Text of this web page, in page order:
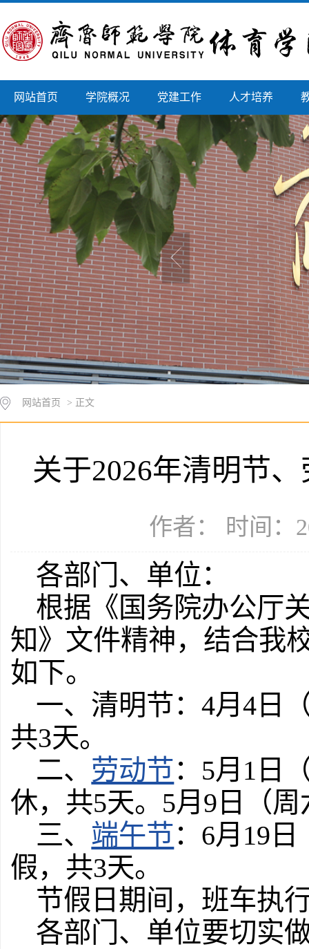
网站首页 学院概况 党建工作 人才培养
网站首页 > 正文
关于2026年清明节
作者： 时间：
各部门、单位：
根据《国务院办公厅
知》文件精神，结合我
如下。
一、清明节：4月4日
共3天。
二、 劳动节：5月1日
休，共5天。5月9日（
三、 端午节：6月19
假，共3天。
节假日期间，班车执
各部门、单位要切实